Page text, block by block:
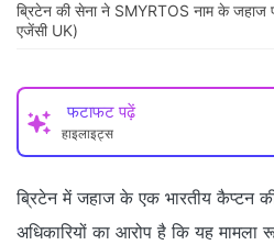
ब्रिटेन की सेना ने SMYRTOS नाम के जहाज
एजेंसी UK)
फटाफट पढ़ें
हाइलाइट्स
ब्रिटेन में जहाज के एक भारतीय कैप्टन की
अधिकारियों का आरोप है कि यह मामला